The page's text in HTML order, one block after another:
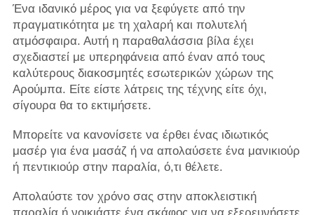
Ένα ιδανικό μέρος για να ξεφύγετε από την
πραγματικότητα με τη χαλαρή και πολυτελή
ατμόσφαιρα. Αυτή η παραθαλάσσια βίλα έχει
σχεδιαστεί με υπερηφάνεια από έναν από τους
καλύτερους διακοσμητές εσωτερικών χώρων της
Αρούμπα. Είτε είστε λάτρεις της τέχνης είτε όχι,
σίγουρα θα το εκτιμήσετε.
Μπορείτε να κανονίσετε να έρθει ένας ιδιωτικός
μασέρ για ένα μασάζ ή να απολαύσετε ένα μανικιούρ
ή πεντικιούρ στην παραλία, ό,τι θέλετε.
Απολαύστε τον χρόνο σας στην αποκλειστική